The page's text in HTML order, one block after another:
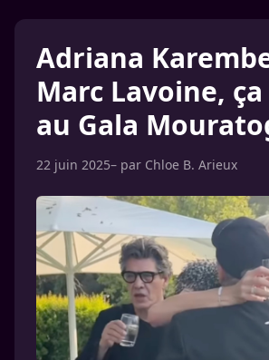
Adriana
Marc Lavoine,
au Gala
22 juin 2025– par Chloe B. Arieux